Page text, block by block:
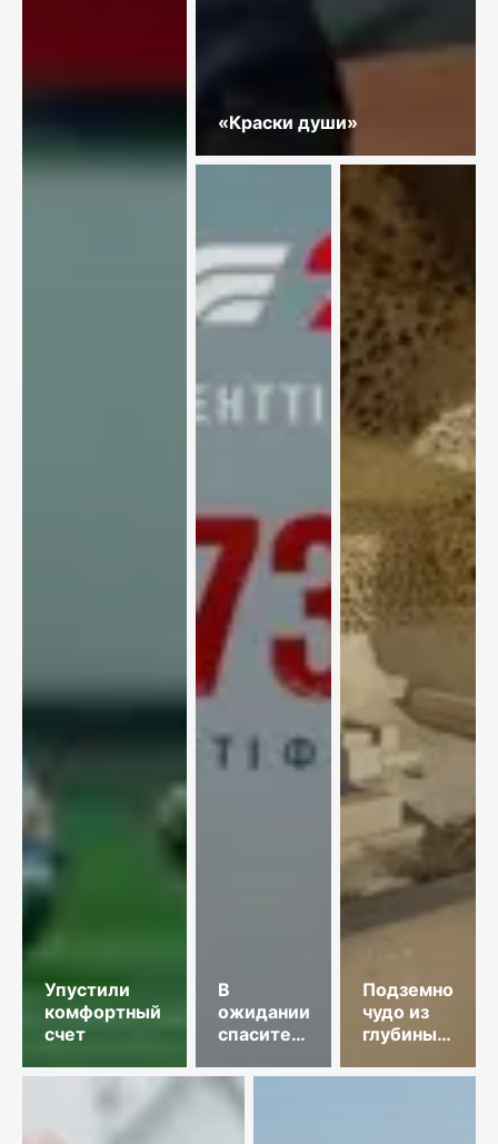
Упустили
комфортный
счет
«Краски души»
В
ожидании
спасительного
Подземное
чудо из
глубины